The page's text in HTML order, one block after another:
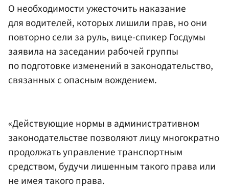
О необходимости ужесточить наказание
для водителей, которых лишили прав, но они
повторно сели за руль, вице-спикер Госдумы
заявила на заседании рабочей группы
по подготовке изменений в законодательство,
связанных с опасным вождением.
«Действующие нормы в административном
законодательстве позволяют лицу многократно
продолжать управление транспортным
средством, будучи лишенным такого права или
не имея такого права.